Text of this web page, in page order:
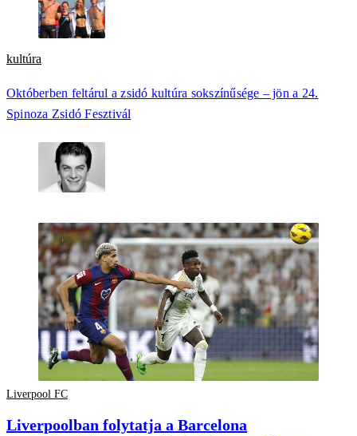
kultúra
Októberben feltárul a zsidó kultúra sokszínűsége – jön a 24.
Spinoza Zsidó Fesztivál
Liverpool FC
Liverpoolban folytatja a Barcelona